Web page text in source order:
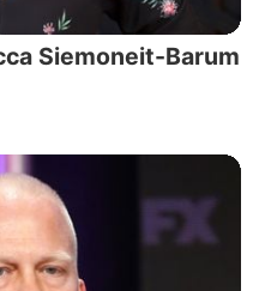
Siemoneit-Barum